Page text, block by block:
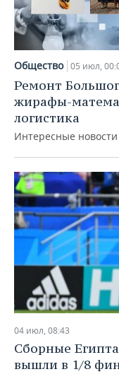
Общество 05 июл,
Ремонт
жирафы-
логистика
Интересные
04 июл, 08:43
Сборные
вышли в 1/8